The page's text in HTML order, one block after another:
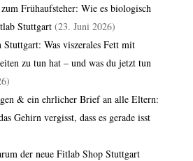
Frühaufsteher: Wie es biologisch
Stuttgart (23. Juni 2026)
Stuttgart: Was viszerales Fett mit
zu tun hat – und was du jetzt tun
& ein ehrlicher Brief an alle Eltern:
Gehirn vergisst, dass es gerade isst
der neue Fitlab Shop Stuttgart